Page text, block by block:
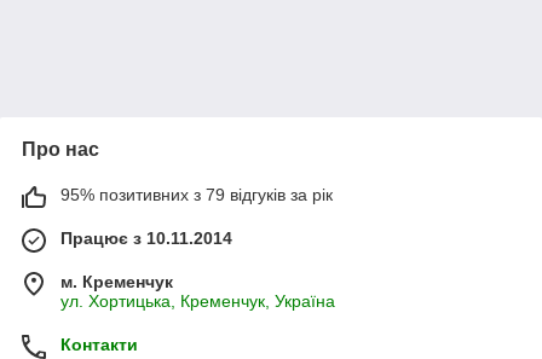
Про нас
95% позитивних з 79 відгуків за рік
Працює з 10.11.2014
м. Кременчук
ул. Хортицька, Кременчук, Україна
Контакти